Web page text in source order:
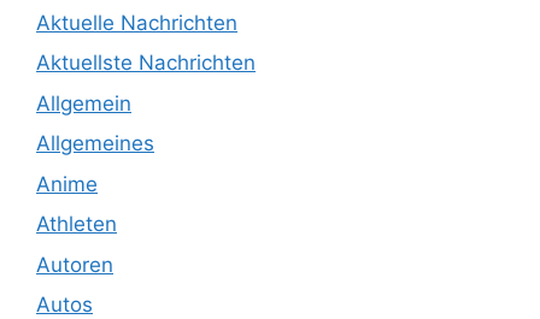
Aktuelle Nachrichten
Aktuellste Nachrichten
Allgemein
Allgemeines
Anime
Athleten
Autoren
Autos